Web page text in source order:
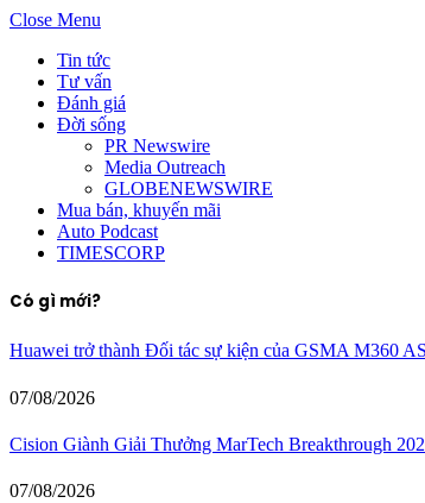
Close Menu
Tin tức
Tư vấn
Đánh giá
Đời sống
PR Newswire
Media Outreach
GLOBENEWSWIRE
Mua bán, khuyến mãi
Auto Podcast
TIMESCORP
Có gì mới?
Huawei trở thành Đối tác sự kiện của GSMA M360
07/08/2026
Cision Giành Giải Thưởng MarTech Breakthrough
07/08/2026